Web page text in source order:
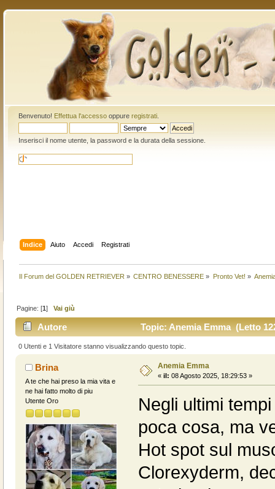
Benvenuto! Effettua l'accessooppure registrati.
Inserisci il nome utente, la password e la durata della sessione.
Indice Aiuto Accedi Registrati
Il Forum del GOLDEN RETRIEVER » CENTRO BENESSERE » Pronto Vet! »
Pagine: [1]Vai giù
Autore Topic: Anemia Emma (Letto
0 Utenti e 1 Visitatore stanno visualizzando questo topic.
Brina
A te che hai preso la mia vita e
ne hai fatto molto di piu
Utente Oro
Anemia Emma
« il: 08 Agosto 2025, 18:29:53 »
Negli ultimi
poca cosa, ma
Hot spot sul
Clorexyderm,